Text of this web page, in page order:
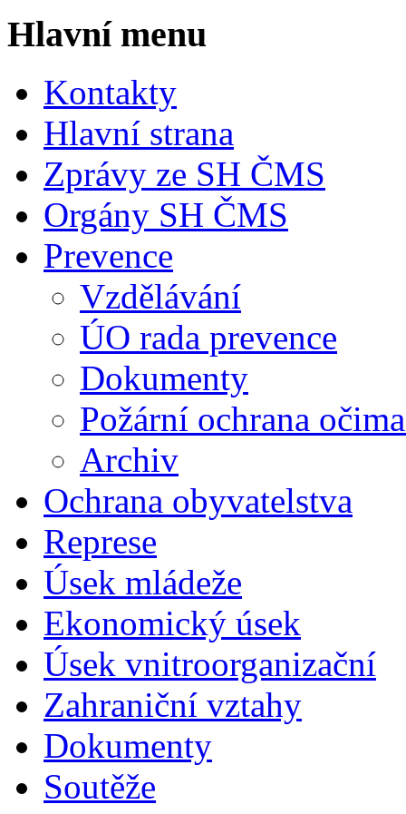
Hlavní menu
Kontakty
Hlavní strana
Zprávy ze SH ČMS
Orgány SH ČMS
Prevence
Vzdělávání
ÚO rada prevence
Dokumenty
Požární ochrana
Archiv
Ochrana obyvatelstva
Represe
Úsek mládeže
Ekonomický úsek
Úsek vnitroorganizační
Zahraniční vztahy
Dokumenty
Soutěže